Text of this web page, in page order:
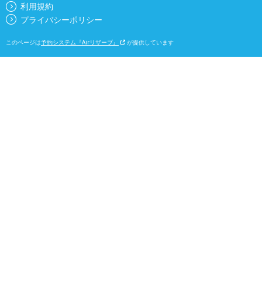
利用規約
プライバシーポリシー
このページは予約システム『Airリザーブ』 が提供しています